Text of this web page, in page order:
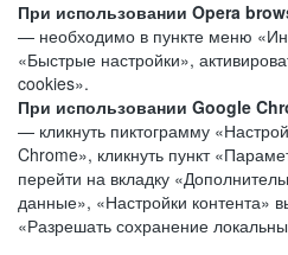
При использовании Opera
— необходимо в пункте меню
«Быстрые настройки»,
cookies».
При использовании Google
— кликнуть пиктограмму
Chrome», кликнуть пункт
перейти на вкладку
данные», «Настройки контента»
«Разрешать сохранение